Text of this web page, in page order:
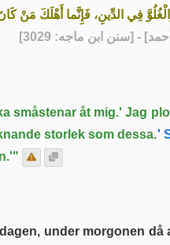
فِي الدِّينِ، فَإِنَّما أَهْلَكَ مَنْ
- [سنن ابن ماجه: 3029]
småstenar åt mig.' Jag
storlek som dessa.'